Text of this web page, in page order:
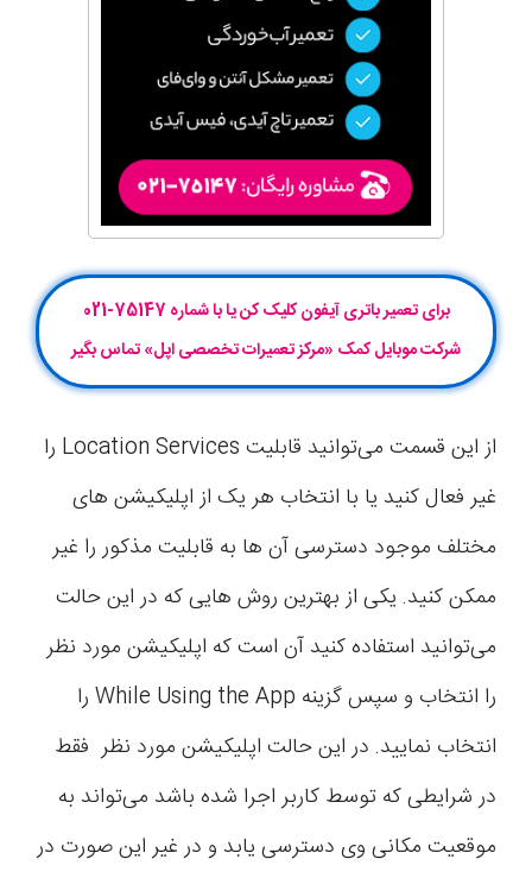
برای تعمیر باتری آیفون کلیک کن یا با شماره 75147-021
شرکت موبایل‌ کمک «مرکز تعمیرات تخصصی اپل» تماس بگیر
از این قسمت می‌توانید قابلیت Location Services را
غیر فعال کنید یا با انتخاب هر یک از اپلیکیشن های
مختلف موجود دسترسی آن ها به قابلیت مذکور را غیر
ممکن کنید. یکی از بهترین روش هایی که در این حالت
می‌توانید استفاده کنید آن است که اپلیکیشن مورد نظر
را انتخاب و سپس گزینه While Using the App را
انتخاب نمایید. در این حالت اپلیکیشن مورد نظر فقط
در شرایطی که توسط کاربر اجرا شده باشد می‌تواند به
موقعیت مکانی وی دسترسی یابد و در غیر این صورت در